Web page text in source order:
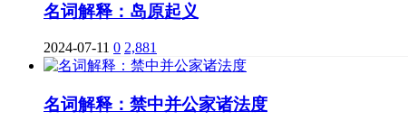
名词解释：岛原起义
2024-07-11 0 2,881
名词解释：禁中并公家诸法度